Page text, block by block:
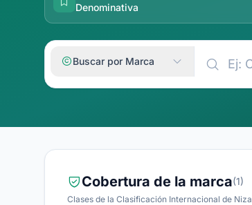
Denominativa
Buscar por Marca
Cobertura de la marca(1)
Clases de la Clasificación Internacional de Niza